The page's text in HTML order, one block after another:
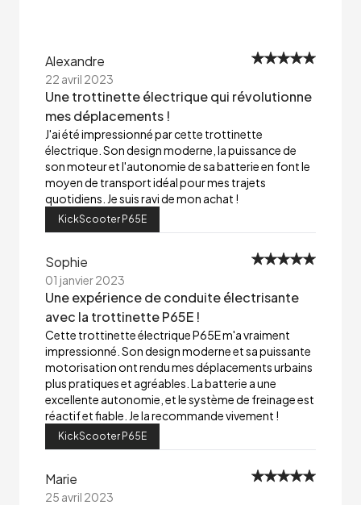
Alexandre
22 avril 2023
Une trottinette électrique qui révolutionne
mes déplacements !
J'ai été impressionné par cette trottinette
électrique. Son design moderne, la puissance de
son moteur et l'autonomie de sa batterie en font le
moyen de transport idéal pour mes trajets
quotidiens. Je suis ravi de mon achat !
KickScooter P65E
Sophie
01 janvier 2023
Une expérience de conduite électrisante
avec la trottinette P65E !
Cette trottinette électrique P65E m'a vraiment
impressionné. Son design moderne et sa puissante
motorisation ont rendu mes déplacements urbains
plus pratiques et agréables. La batterie a une
excellente autonomie, et le système de freinage est
réactif et fiable. Je la recommande vivement !
KickScooter P65E
Marie
25 avril 2023